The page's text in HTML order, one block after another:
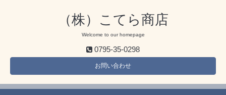
（株）こてら商店
Welcome to our homepage
0795-35-0298
お問い合わせ